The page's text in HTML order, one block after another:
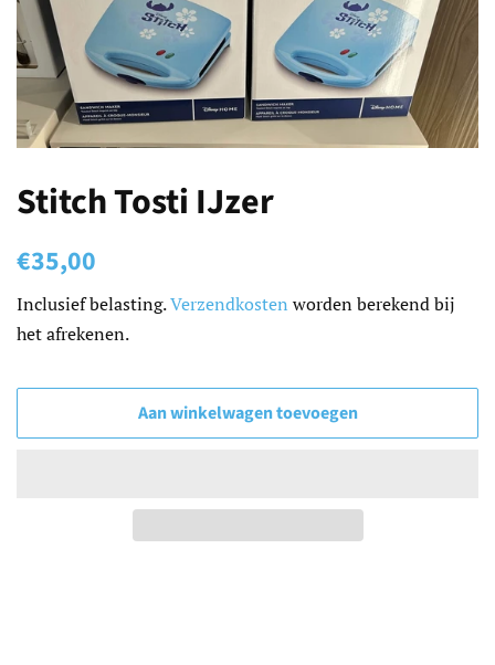
Stitch Tosti IJzer
Normale
€35,00
Inclusief belasting.Verzendkosten worden berekend bij
het afrekenen.
Aan winkelwagen toevoegen